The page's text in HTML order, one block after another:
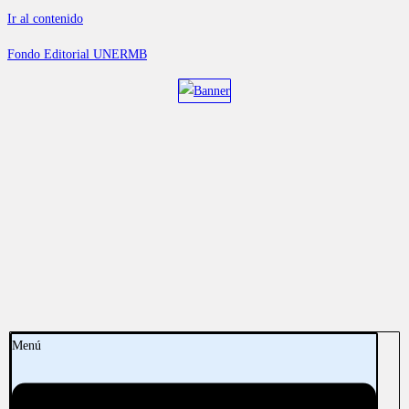
Ir al contenido
Fondo Editorial UNERMB
Menú